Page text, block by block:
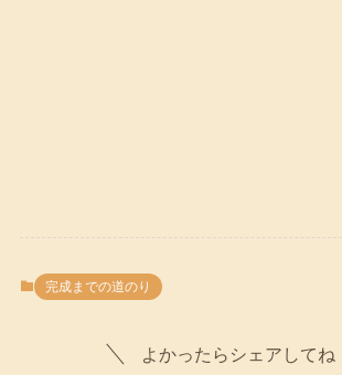
完成までの道のり
よかったらシェアしてね